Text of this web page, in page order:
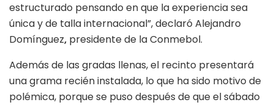
estructurado pensando en que la experiencia sea
única y de talla internacional”, declaró Alejandro
Domínguez, presidente de la Conmebol.
Además de las gradas llenas, el recinto presentará
una grama recién instalada, lo que ha sido motivo de
polémica, porque se puso después de que el sábado